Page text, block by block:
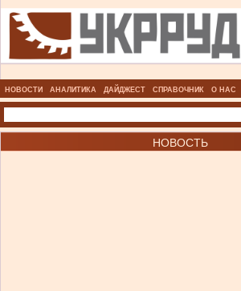
НОВОСТИ АНАЛИТИКА ДАЙДЖЕСТ СПРАВОЧНИК О НАС
НОВОСТЬ